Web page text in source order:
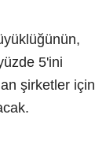
5'ini
şirketler için